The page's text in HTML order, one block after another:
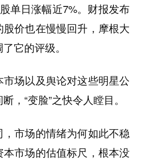
单日涨幅近7%。财报发布
股价也在慢慢回升，摩根大
它的评级。
场以及舆论对这些明星公
，“变脸”之快令人瞠目。
市场的情绪为何如此不稳
本市场的估值标尺，根本没